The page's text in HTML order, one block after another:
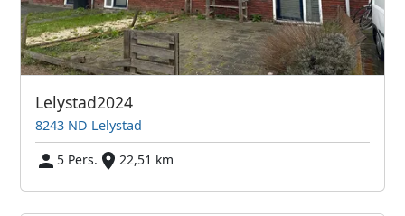
Lelystad2024
8243 ND Lelystad
5 Pers.
22,51 km